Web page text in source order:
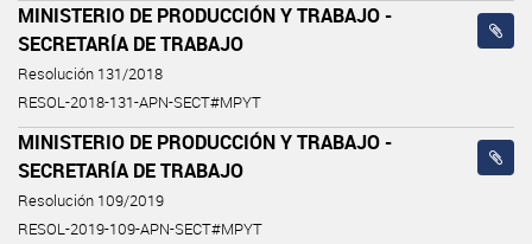
MINISTERIO DE PRODUCCIÓN Y TRABAJO -
SECRETARÍA DE TRABAJO
Resolución 131/2018
RESOL-2018-131-APN-SECT#MPYT
MINISTERIO DE PRODUCCIÓN Y TRABAJO -
SECRETARÍA DE TRABAJO
Resolución 109/2019
RESOL-2019-109-APN-SECT#MPYT